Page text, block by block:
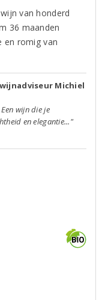
van honderd
36 maanden
en romig van
Michiel
wijn die je
en elegantie..."